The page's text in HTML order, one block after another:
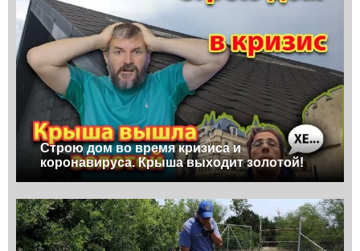
Строю дом во время кризиса и
коронавируса. Крыша выходит золотой!